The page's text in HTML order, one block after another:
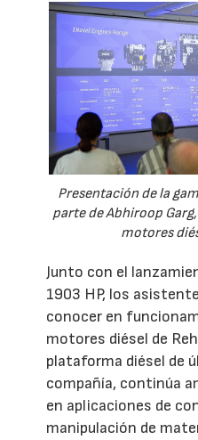
Presentación de la
parte de Abhiroop
motores
Junto con el
1903 HP, los
conocer en
motores diésel de
plataforma diésel de
compañía, continúa
en aplicaciones de
manipulación de